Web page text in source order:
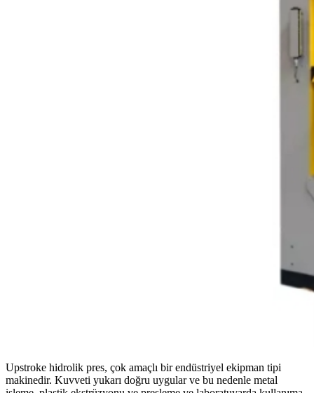
Upstroke hidrolik pres, çok amaçlı bir endüstriyel ekipman tipi
makinedir. Kuvveti yukarı doğru uygular ve bu nedenle metal